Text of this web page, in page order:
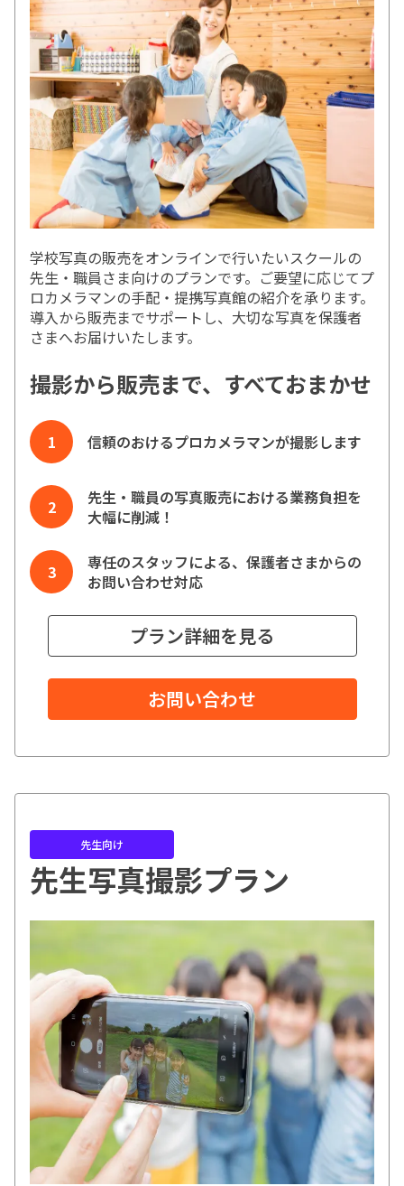
学校写真の販売をオンラインで行いたいスクールの
先生・職員さま向けのプランです。ご要望に応じてプ
ロカメラマンの手配・提携写真館の紹介を承ります。
導入から販売までサポートし、大切な写真を保護者
さまへお届けいたします。
撮影から販売まで、すべておまかせ
信頼のおけるプロカメラマンが撮影します
先生・職員の写真販売における業務負担を
大幅に削減！
専任のスタッフによる、保護者さまからの
お問い合わせ対応
プラン詳細を見る
お問い合わせ
先生向け
先生写真撮影プラン